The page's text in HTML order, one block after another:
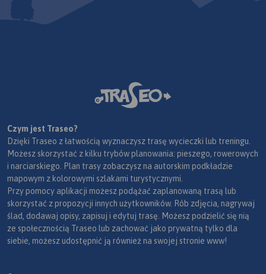
Czym jest Traseo?
Dzięki Traseo z łatwością wyznaczysz trasę wycieczki lub treningu.
Możesz skorzystać z kilku trybów planowania: pieszego, rowerowych
i narciarskiego. Plan trasy zobaczysz na autorskim podkładzie
mapowym z kolorowymi szlakami turystycznymi.
Przy pomocy aplikacji możesz podążać zaplanowaną trasą lub
skorzystać z propozycji innych użytkowników. Rób zdjęcia, nagrywaj
ślad, dodawaj opisy, zapisuj i edytuj trasę. Możesz podzielić się nią
ze społecznością Traseo lub zachować jako prywatną tylko dla
siebie, możesz udostępnić ją również na swojej stronie www!